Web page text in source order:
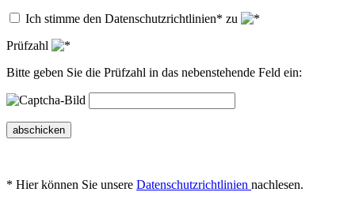
Ich stimme den Datenschutzrichtlinien* zu
Prüfzahl
Bitte geben Sie die Prüfzahl in das nebenstehende Feld ein:
abschicken
* Hier können Sie unsere Datenschutzrichtlinien nachlesen.